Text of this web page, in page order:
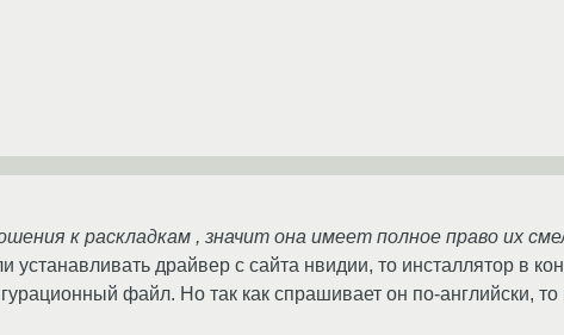
к раскладкам , значит она имеет полное право их
устанавливать драйвер с сайта нвидии, то инсталлятор в
файл. Но так как спрашивает он по-английски,